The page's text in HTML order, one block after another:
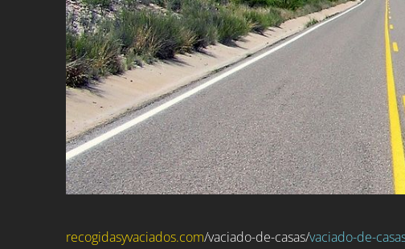
recogidasyvaciados.com/vaciado-de-casas/vaciado-de-